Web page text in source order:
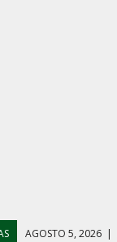
AGOSTO 5, 2026 |